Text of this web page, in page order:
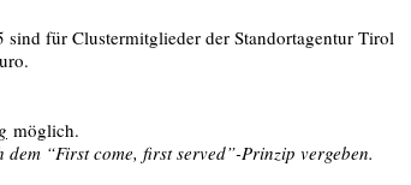
für Clustermitglieder der Standortagentur Tirol
möglich.
“First come, first served”-Prinzip vergeben.